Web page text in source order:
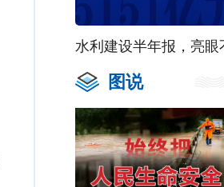
水利建设半年报，亮
图说